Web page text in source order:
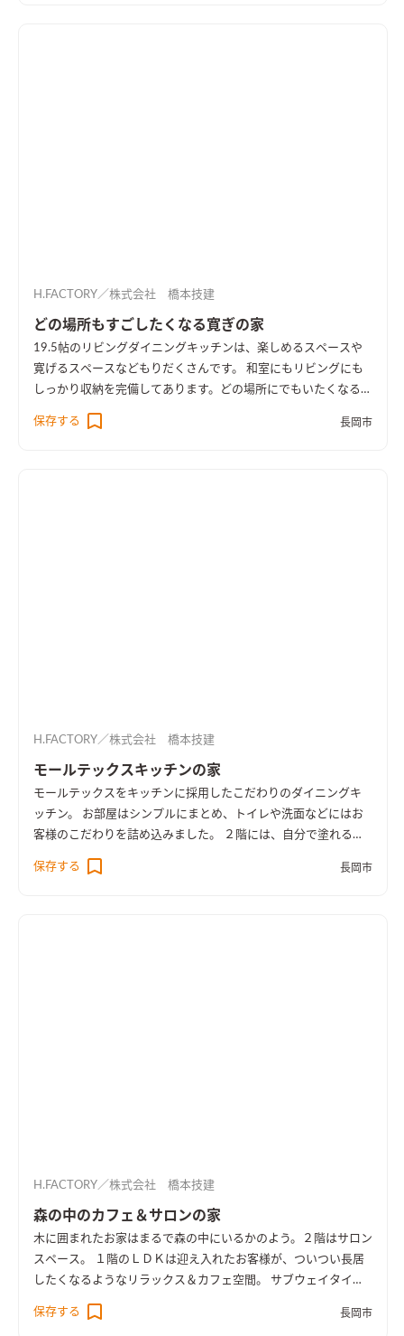
H.FACTORY／株式会社 橋本技建
どの場所もすごしたくなる寛ぎの家
19.5帖のリビングダイニングキッチンは、楽しめるスペースや
寛げるスペースなどもりだくさんです。 和室にもリビングにも
しっかり収納を完備してあります。どの場所にでもいたくなるよ
うな、家族が集まるリビングダイニングになりました。
保存する
長岡市
H.FACTORY／株式会社 橋本技建
モールテックスキッチンの家
モールテックスをキッチンに採用したこだわりのダイニングキ
ッチン。 お部屋はシンプルにまとめ、トイレや洗面などにはお
客様のこだわりを詰め込みました。 ２階には、自分で塗れるド
ア、パナソニックのクラフトレーベルでお客様に塗っていただ
き、お子さんも喜ぶステキなドアが出来上がりました。
保存する 長岡市
H.FACTORY／株式会社 橋本技建
森の中のカフェ＆サロンの家
木に囲まれたお家はまるで森の中にいるかのよう。２階はサロン
スペース。 １階のＬＤＫは迎え入れたお客様が、ついつい長居
したくなるようなリラックス＆カフェ空間。 サブウェイタイル
のキッチン背面の造作棚には、お気に入りを飾って『魅せる
棚』にも。
保存する 長岡市